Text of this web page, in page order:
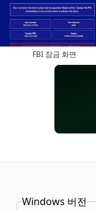
FBI 잠금 화면
Windows 버전